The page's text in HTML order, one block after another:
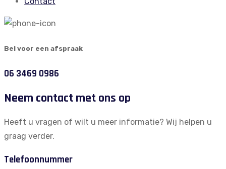
Bel voor een afspraak
06 3469 0986
Neem contact met ons op
Heeft u vragen of wilt u meer informatie? Wij helpen u
graag verder.
Telefoonnummer